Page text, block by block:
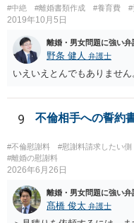
#中絶 #離婚書類作成 #養育費 #
2019年10月5日
離婚・男女問題に強い弁
野条 健人 弁護士
いえいえとんでもありません
9 不倫相手への誓約
#不倫慰謝料 #慰謝料請求したい側
#離婚の慰謝料
2026年6月26日
離婚・男女問題に強い弁
髙橋 俊太 弁護士